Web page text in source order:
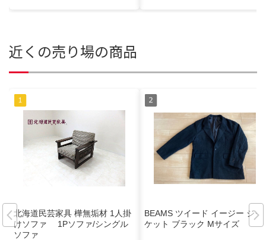
近くの売り場の商品
北海道民芸家具 樺無垢材 1人掛
けソファ 1Pソファ/シングル
ソファ
BEAMS ツイード イージー ジャ
ケット ブラック Mサイズ